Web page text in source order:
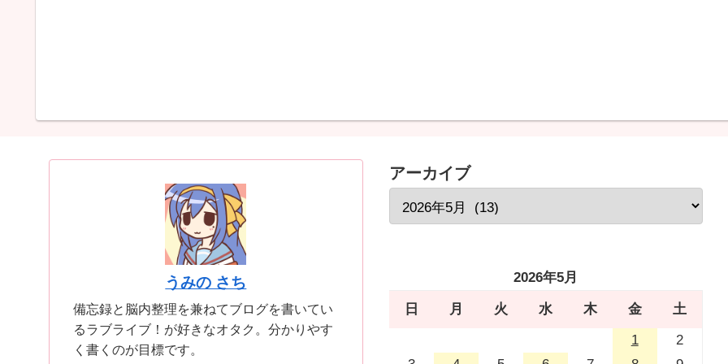
うみの さち
備忘録と脳内整理を兼ねてブログを書いてい
るラブライブ！が好きなオタク。分かりやす
く書くのが目標です。
アーカイブ
2026年5月
日 月 火 水 木 金
土
1
2